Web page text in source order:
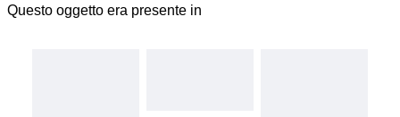
Questo oggetto era presente in